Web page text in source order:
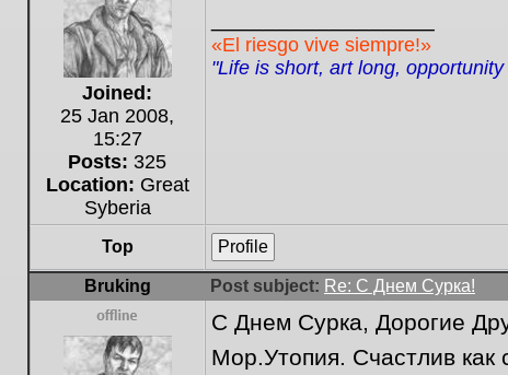
Joined:
25 Jan 2008,
15:27
Posts: 325
Location: Great
Syberia
«El riesgo vive siempre!»
"Life is short, art long,
Top Profile
Bruking Post subject: Re: С Днем Сурка!
Offline
С Днем Сурка, Дорогие
Мор.Утопия. Счастлив как